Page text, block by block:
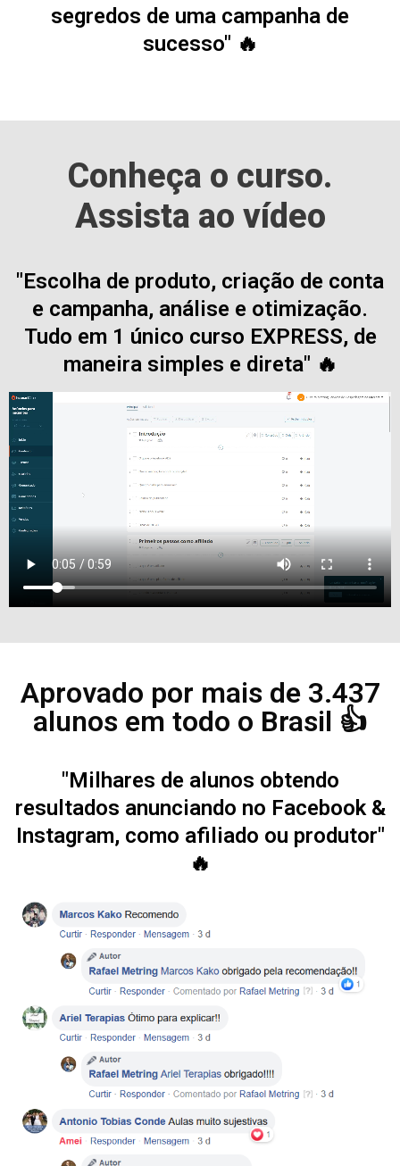
segredos de uma campanha de
sucesso" 🔥
Conheça o curso.
Assista ao vídeo
"Escolha de produto, criação de conta
e campanha, análise e otimização.
Tudo em 1 único curso EXPRESS, de
maneira simples e direta" 🔥
Aprovado por mais de 3.437
alunos em todo o Brasil 👍
"Milhares de alunos obtendo
resultados anunciando no Facebook &
Instagram, como afiliado ou produtor"
🔥